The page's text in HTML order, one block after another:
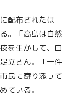
配布されたほ
。「高島は自然
を生かして、自
立さん。「一件
民に寄り添って
ている。